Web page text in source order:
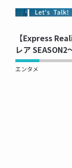
【Express
レア SEASON2
エンタメ